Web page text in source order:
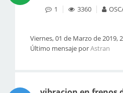
1 3360
Viernes, 01 de Marzo de 2019,
Último mensaje porAstran